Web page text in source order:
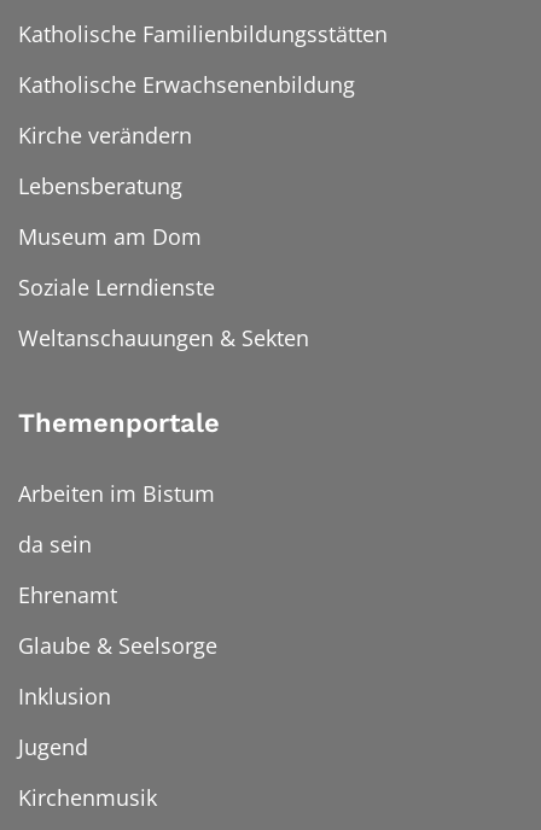
Katholische Familienbildungsstätten
Katholische Erwachsenenbildung
Kirche verändern
Lebensberatung
Museum am Dom
Soziale Lerndienste
Weltanschauungen & Sekten
Themenportale
Arbeiten im Bistum
da sein
Ehrenamt
Glaube & Seelsorge
Inklusion
Jugend
Kirchenmusik